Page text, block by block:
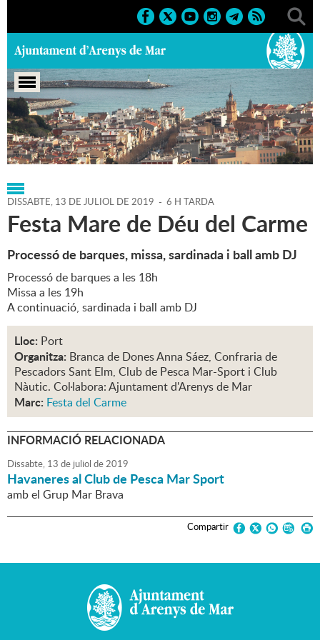
Portada > Regidories > Cultura > Agenda > 13-07-2019
DISSABTE, 13 DE JULIOL DE 2019 - 6 H TARDA
Festa Mare de Déu del Carme
Processó de barques, missa, sardinada i ball amb DJ
Processó de barques a les 18h
Missa a les 19h
A continuació, sardinada i ball amb DJ
Lloc: Port
Organitza: Branca de Dones Anna Sáez, Confraria de
Pescadors Sant Elm, Club de Pesca Mar-Sport i Club
Nàutic. Col·labora: Ajuntament d'Arenys de Mar
Marc: Festa del Carme
INFORMACIÓ RELACIONADA
Dissabte, 13 de juliol de2019
Havaneres al Club de Pesca Mar Sport
amb el Grup Mar Brava
Compartir